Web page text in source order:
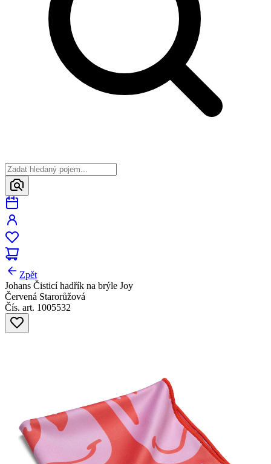
Zpět
Johans Čisticí hadřík na brýle Joy
Červená Starorůžová
Čís. art. 1005532